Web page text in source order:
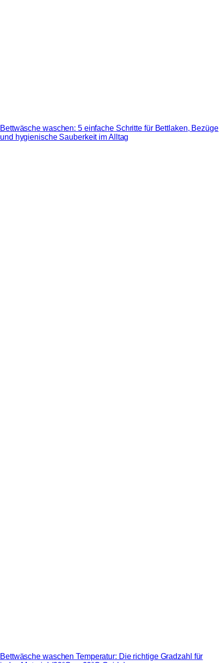
Bettwäsche waschen: 5 einfache Schritte für Bettlaken, Bezüge
und hygienische Sauberkeit im Alltag
Bettwäsche waschen Temperatur: Die richtige Gradzahl für